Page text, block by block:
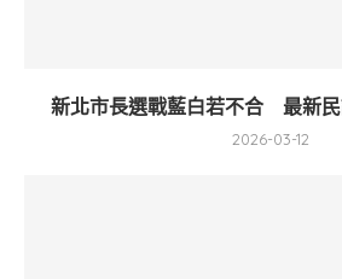
新北市長選戰藍白若不合 最新
2026-03-12